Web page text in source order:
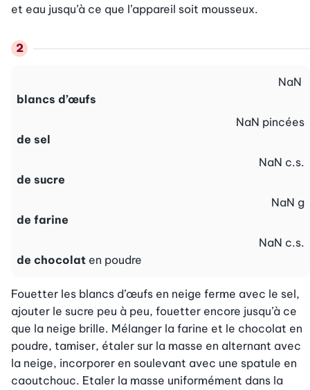
et eau jusqu’à ce que l’appareil soit mousseux.
blancs d’œufs
NaN
de sel
NaN pincées
de sucre
NaN c.s.
de farine
NaN g
de chocolat en poudre
NaN c.s.
Fouetter les blancs d’œufs en neige ferme avec le sel,
ajouter le sucre peu à peu, fouetter encore jusqu’à ce
que la neige brille. Mélanger la farine et le chocolat en
poudre, tamiser, étaler sur la masse en alternant avec
la neige, incorporer en soulevant avec une spatule en
caoutchouc. Etaler la masse uniformément dans la